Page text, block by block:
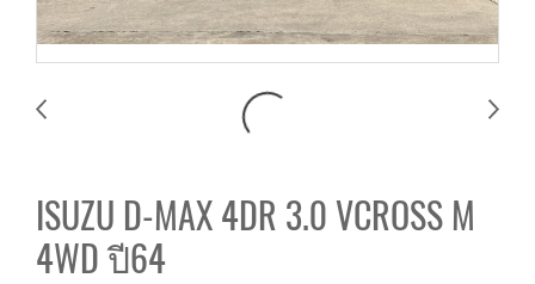
ISUZU D-MAX 4DR 3.0 VCROSS M
4WD ปี64